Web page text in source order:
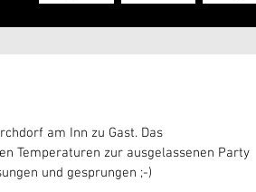
am Inn zu Gast. Das
Temperaturen zur ausgelassenen Party
und gesprungen ;-)